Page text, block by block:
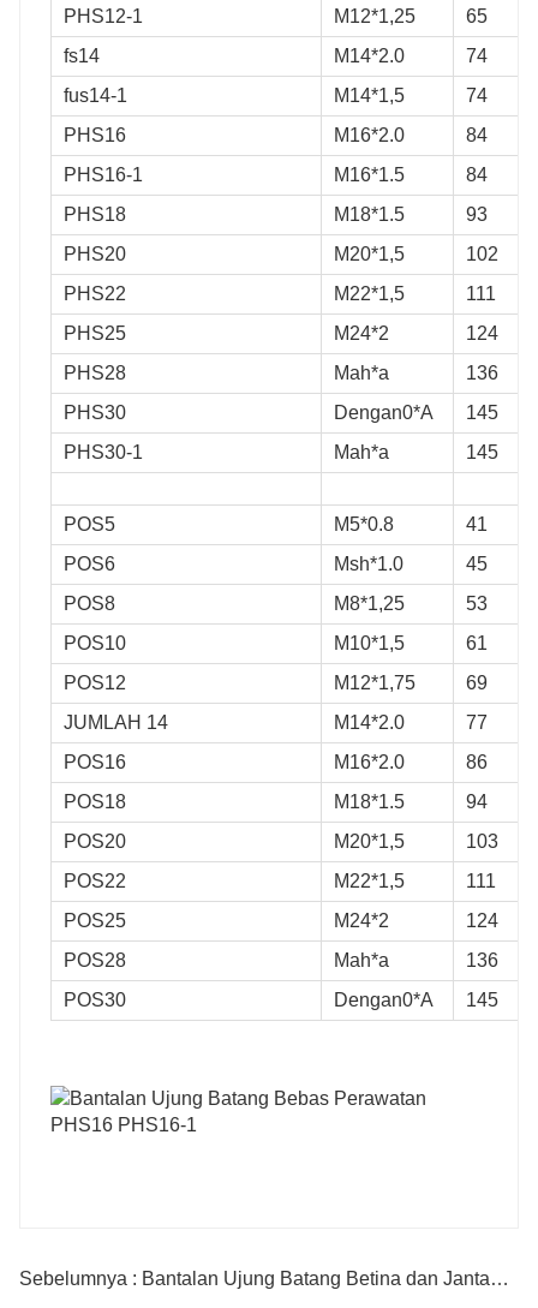
PHS12-1 M12*1,25
65
fs14
M14*2.0
74
fus14-1
M14*1,5
74
PHS16
M16*2.0
84
PHS16-1
M16*1.5
84
PHS18
M18*1.5
93
PHS20
M20*1,5
102
PHS22
M22*1,5
111
PHS25
M24*2
124
PHS28
Mah*a
136
PHS30
Dengan0*A
145
PHS30-1
Mah*a 145
POS5 M5*0.8
41
POS6
Msh*1.0
45
POS8
M8*1,25
53
POS10
M10*1,5
61
POS12
M12*1,75
69
JUMLAH 14
M14*2.0
77
POS16
M16*2.0
86
POS18
M18*1.5
94
POS20
M20*1,5
103
POS22
M22*1,5
111
POS25
M24*2
124
POS28
Mah*a
136
POS30
Dengan0*A 145
Sebelumnya : Bantalan Ujung Batang Betina dan Jantan PHS12 POS12